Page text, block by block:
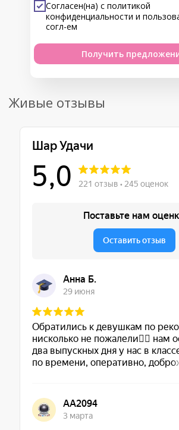
Согласен(на) с политикой
конфиденциальности и
согл-ем
Получить
Живые отзывы